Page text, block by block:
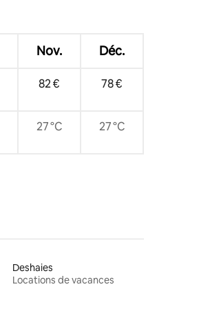
Nov. Déc.
82 € 78 €
27 °C 27 °C
Deshaies
Locations de vacances